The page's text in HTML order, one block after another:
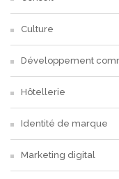
Culture
Développement
Hôtellerie
Identité de marque
Marketing digital